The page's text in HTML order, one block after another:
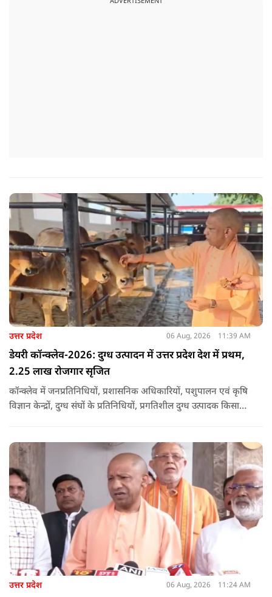
उत्तर प्रदेश 06 Aug, 2026 11:39 AM
डेयरी कॉन्क्लेव-2026: दुग्ध उत्पादन में उत्तर प्रदेश देश में प्रथम,
2.25 लाख रोजगार सृजित
कॉन्क्लेव में जनप्रतिनिधियों, प्रशासनिक अधिकारियों, पशुपालन एवं कृषि
विज्ञान केन्द्रों, दुग्ध संघों के प्रतिनिधियों, प्रगतिशील दुग्ध उत्पादक किसानों,
उत्तर प्रदेश 06 Aug, 2026 11:24 AM